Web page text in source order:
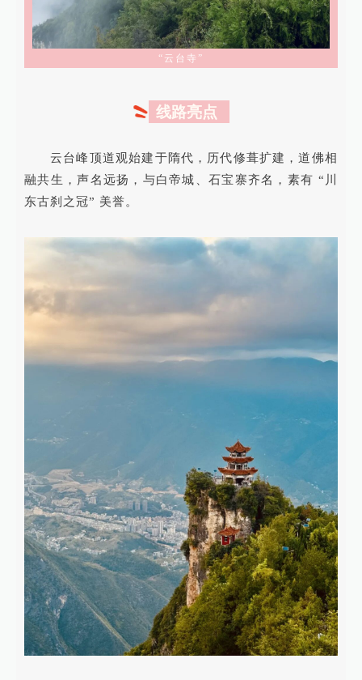
“云台寺”
线路亮点
云台峰顶道观始建于隋代，历代修葺扩建，道佛相
融共生，声名远扬，与白帝城、石宝寨齐名，素有 “川
东古刹之冠” 美誉。